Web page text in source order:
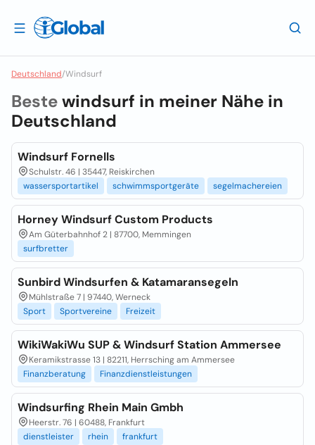
Deutschland/Windsurf
Bestewindsurf in meiner Nähe in
Deutschland
Windsurf Fornells
Schulstr. 46 | 35447, Reiskirchen
wassersportartikel
schwimmsportgeräte segelmachereien
Horney Windsurf Custom Products
Am Güterbahnhof 2 | 87700, Memmingen
surfbretter
Sunbird Windsurfen & Katamaransegeln
Mühlstraße 7 | 97440, Werneck
Sport
Sportvereine Freizeit
WikiWakiWu SUP & Windsurf Station Ammersee
Keramikstrasse 13 | 82211, Herrsching am Ammersee
Finanzberatung
Finanzdienstleistungen
Windsurfing Rhein Main Gmbh
Heerstr. 76 | 60488, Frankfurt
dienstleister
rhein frankfurt